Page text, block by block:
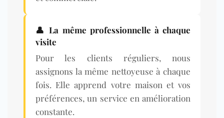
👤 La même professionnelle à chaque
visite
Pour les clients réguliers, nous
assignons la même nettoyeuse à chaque
fois. Elle apprend votre maison et vos
préférences, un service en amélioration
constante.